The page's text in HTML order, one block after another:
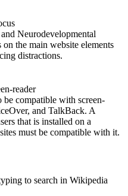
Neurodevelopmental
the main website elements
distractions.
reader
be compatible with screen-
and TalkBack. A
that is installed on a
must be compatible with it.
to search in Wikipedia